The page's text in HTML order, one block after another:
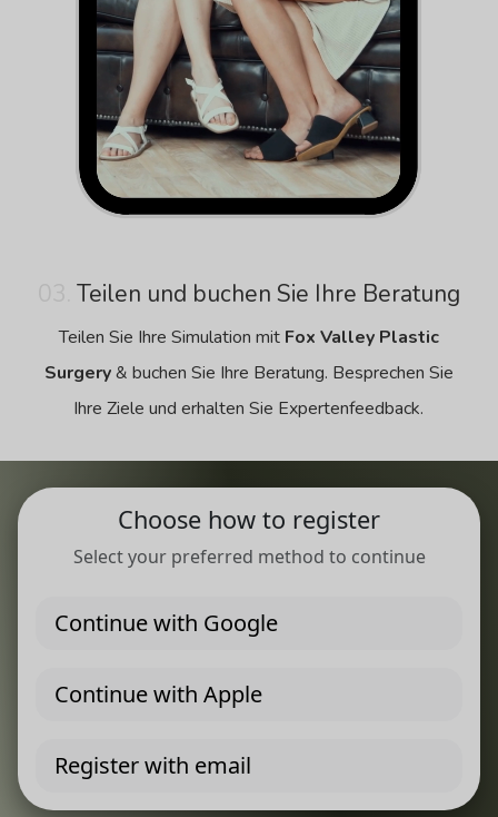
Teilen und buchen Sie Ihre Beratung
Teilen Sie Ihre Simulation mit Fox Valley Plastic
Surgery& buchen Sie Ihre Beratung. Besprechen Sie
Ihre Ziele und erhalten Sie Expertenfeedback.